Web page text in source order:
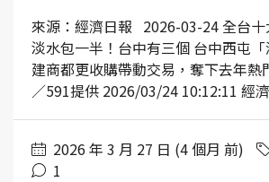
來源：經濟日報 2026-03-24 全台十
淡水包一半！台中有三個 台中西屯
建商都更收購帶動交易，奪下去年熱
／591提供 2026/03/24 10:12:11 經
2026 年 3 月 27 日 (4 個月 前)
1